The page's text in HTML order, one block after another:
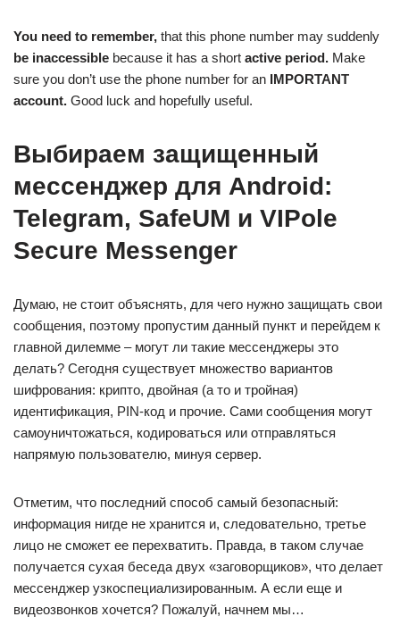
You need to remember, that this phone number may suddenly
be inaccessible because it has a short active period. Make
sure you don’t use the phone number for an IMPORTANT
account. Good luck and hopefully useful.
Выбираем защищенный
мессенджер для Android:
Telegram, SafeUM и VIPole
Secure Messenger
Думаю, не стоит объяснять, для чего нужно защищать свои
сообщения, поэтому пропустим данный пункт и перейдем к
главной дилемме – могут ли такие мессенджеры это
делать? Сегодня существует множество вариантов
шифрования: крипто, двойная (а то и тройная)
идентификация, PIN-код и прочие. Сами сообщения могут
самоуничтожаться, кодироваться или отправляться
напрямую пользователю, минуя сервер.
Отметим, что последний способ самый безопасный:
информация нигде не хранится и, следовательно, третье
лицо не сможет ее перехватить. Правда, в таком случае
получается сухая беседа двух «заговорщиков», что делает
мессенджер узкоспециализированным. А если еще и
видеозвонков хочется? Пожалуй, начнем мы…